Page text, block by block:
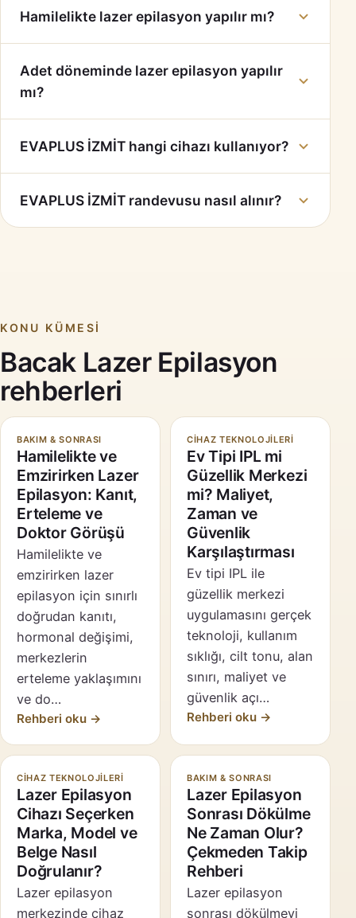
Hamilelikte lazer epilasyon yapılır mı?
Adet döneminde lazer epilasyon yapılır
mı?
EVAPLUS İZMİT hangi cihazı kullanıyor?
EVAPLUS İZMİT randevusu nasıl alınır?
KONU KÜMESI
Bacak Lazer Epilasyon
rehberleri
BAKIM & SONRASI
Hamilelikte ve
Emzirirken Lazer
Epilasyon: Kanıt,
Erteleme ve
Doktor Görüşü
Hamilelikte ve
emzirirken lazer
epilasyon için sınırlı
doğrudan kanıtı,
hormonal değişimi,
merkezlerin
erteleme yaklaşımını
ve do…
Rehberi oku →
CIHAZ TEKNOLOJILERI
Ev Tipi IPL mi
Güzellik Merkezi
mi? Maliyet,
Zaman ve
Güvenlik
Karşılaştırması
Ev tipi IPL ile
güzellik merkezi
uygulamasını gerçek
teknoloji, kullanım
sıklığı, cilt tonu, alan
sınırı, maliyet ve
güvenlik açı…
Rehberi oku →
CIHAZ TEKNOLOJILERI
Lazer Epilasyon
Cihazı Seçerken
Marka, Model ve
Belge Nasıl
Doğrulanır?
Lazer epilasyon
merkezinde cihaz
BAKIM & SONRASI
Lazer Epilasyon
Sonrası Dökülme
Ne Zaman Olur?
Çekmeden Takip
Rehberi
Lazer epilasyon
sonrası dökülmeyi